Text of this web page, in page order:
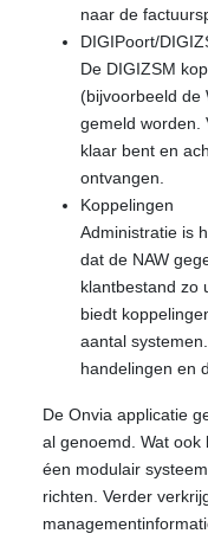
naar de
DIGIPoort/
De DIGIZSM
(bijvoorbeeld de
gemeld worden.
klaar bent en
ontvangen.
Koppelingen
Administratie is
dat de NAW
klantbestand zo
biedt
aantal
handelingen en
De Onvia applicatie
al genoemd. Wat
éen modulair
richten. Verder